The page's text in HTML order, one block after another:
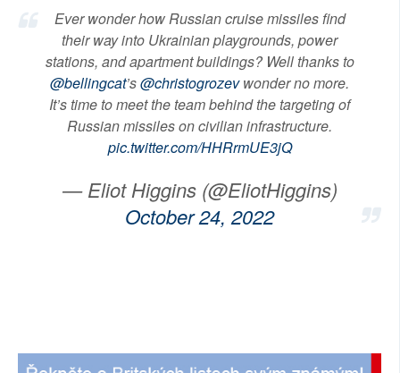
Ever wonder how Russian cruise missiles find
their way into Ukrainian playgrounds, power
stations, and apartment buildings? Well thanks to
@bellingcat’s@christogrozevwonder no more.
It’s time to meet the team behind the targeting of
Russian missiles on civilian infrastructure.
pic.twitter.com/HHRrmUE3jQ
— Eliot Higgins (@EliotHiggins)
October 24, 2022